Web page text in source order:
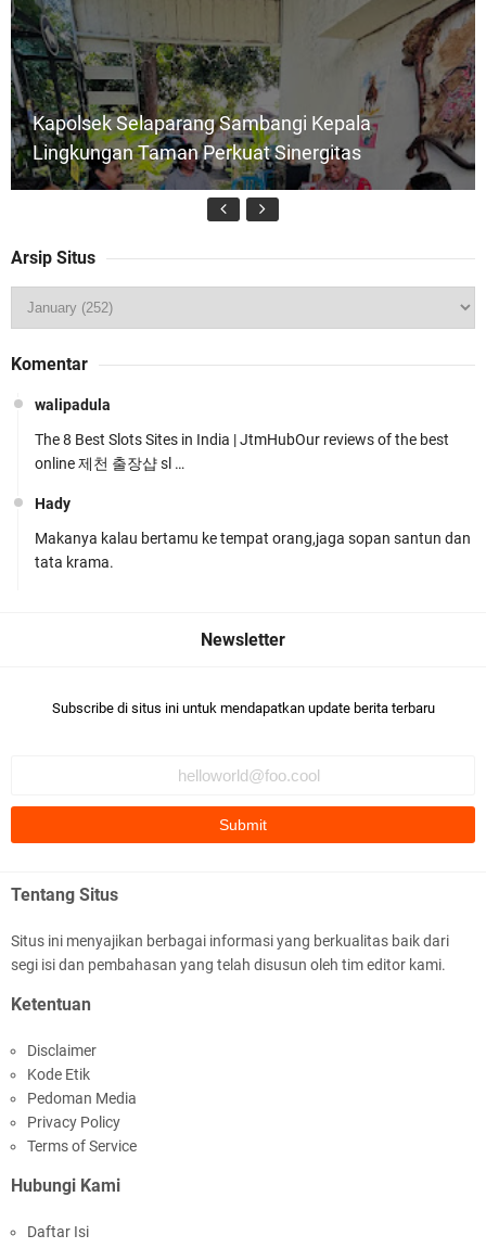
Kapolsek Selaparang Sambangi Kepala
Lingkungan Taman Perkuat Sinergitas
Gelar Apel Siaga Kamtibmas Serentak
Polres Lombok Timur Raih Predikat 'A' Layanan
Polres Lotim Gelar Apel Kamtibmas Jelang HUT
Ke-81 RI dan Kunjungan Kapolri
Curanmor Bersana BB
Arsip Situs
Komentar
walipadula
The 8 Best Slots Sites in India | JtmHubOur reviews of the best
online 제천 출장샵 sl …
Hady
Makanya kalau bertamu ke tempat orang,jaga sopan santun dan
tata krama.
Subscribe di situs ini untuk mendapatkan update berita terbaru
Tentang Situs
Situs ini menyajikan berbagai informasi yang berkualitas baik dari
segi isi dan pembahasan yang telah disusun oleh tim editor kami.
Ketentuan
Disclaimer
Kode Etik
Pedoman Media
Privacy Policy
Terms of Service
Hubungi Kami
Daftar Isi